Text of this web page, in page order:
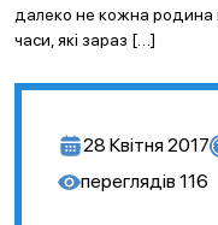
далеко не кожна родина
часи, які зараз […]
28 Квітня 2017
переглядів 116